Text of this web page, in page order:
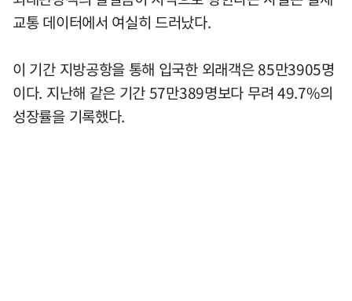
교통 데이터에서 여실히 드러났다.
이 기간 지방공항을 통해 입국한 외래객은 85만3905명
이다. 지난해 같은 기간 57만389명보다 무려 49.7%의
성장률을 기록했다.